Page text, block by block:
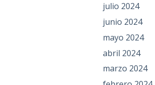
julio 2024
junio 2024
mayo 2024
abril 2024
marzo 2024